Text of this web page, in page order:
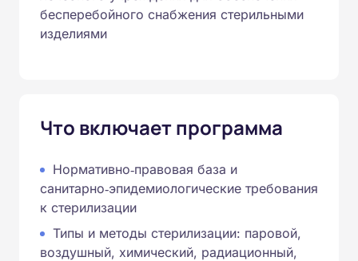
бесперебойного снабжения стерильными
изделиями
Что включает программа
Нормативно‑правовая база и
санитарно‑эпидемиологические требования
к стерилизации
Типы и методы стерилизации: паровой,
воздушный, химический, радиационный,